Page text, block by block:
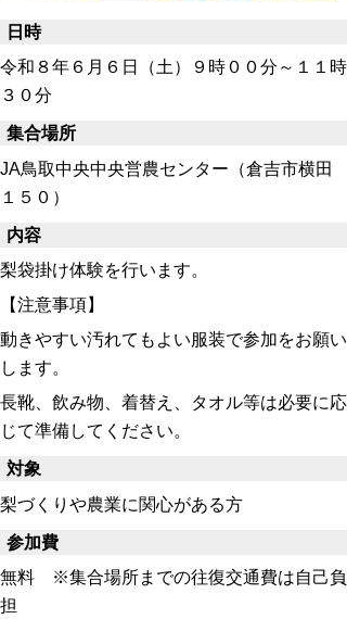
日時
令和８年６月６日（土）９時００分～１１時
３０分
集合場所
JA鳥取中央中央営農センター（倉吉市横田
１５０）
内容
梨袋掛け体験を行います。
【注意事項】
動きやすい汚れてもよい服装で参加をお願い
します。
長靴、飲み物、着替え、タオル等は必要に応
じて準備してください。
対象
梨づくりや農業に関心がある方
参加費
無料 ※集合場所までの往復交通費は自己負
担